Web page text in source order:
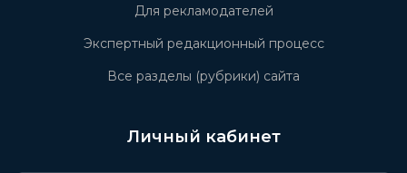
Для рекламодателей
Экспертный редакционный процесс
Все разделы (рубрики) сайта
Личный кабинет